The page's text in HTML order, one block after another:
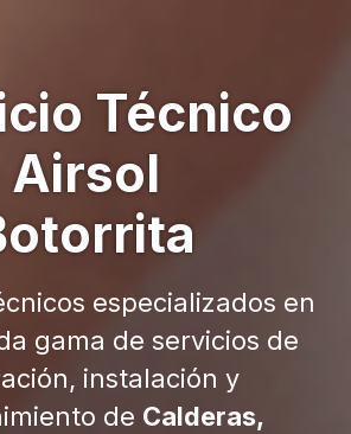
Técnico
Airsol
especializados en
gama de servicios de
instalación y
de Calderas,